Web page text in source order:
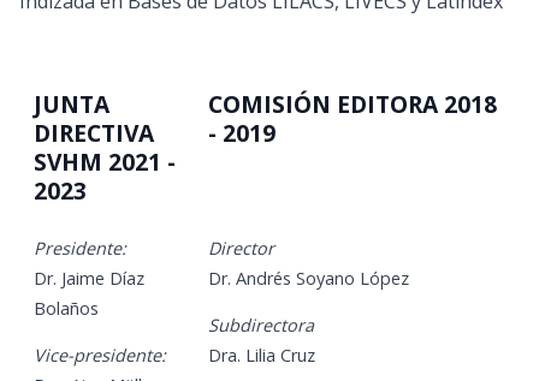
JUNTA
DIRECTIVA
SVHM 2021 -
2023
COMISIÓN EDITORA 2018
- 2019
Presidente:
Dr. Jaime Díaz
Bolaños
Vice-presidente:
Director
Dr. Andrés Soyano López
Subdirectora
Dra. Lilia Cruz